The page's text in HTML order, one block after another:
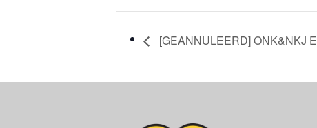
[GEANNULEERD] ONK&NKJ